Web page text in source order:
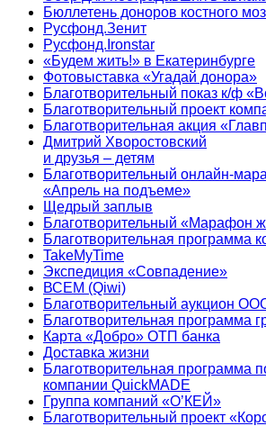
Бюллетень доноров костного
Русфонд.Зенит
Русфонд.Ironstar
«Будем жить!» в Екатеринбурге
Фотовыставка «Угадай донора»
Благотворительный показ к/ф
Благотворительный проект
Благотворительная акция
Дмитрий Хворостовский
и друзья – детям
Благотворительный
«Апрель на подъеме»
Щедрый заплыв
Благотворительный «Марафон
Благотворительная программа
TakeMyTime
Экспедиция «Совпадение»
ВСЕМ (Qiwi)
Благотворительный аукцион
Благотворительная программа
Карта «Добро» ОТП банка
Доставка жизни
Благотворительная программа
компании QuickMADE
Группа компаний «О’КЕЙ»
Благотворительный проект